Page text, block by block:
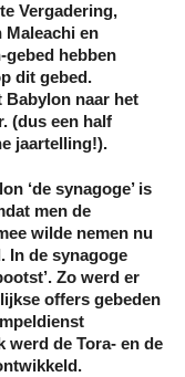
Vergadering,
Maleachi en
gebed hebben
dit gebed.
Babylon naar het
(dus een half
jaartelling!).
‘de synagoge’ is
men de
wilde nemen nu
In de synagoge
Zo werd er
offers gebeden
werd de Tora- en de